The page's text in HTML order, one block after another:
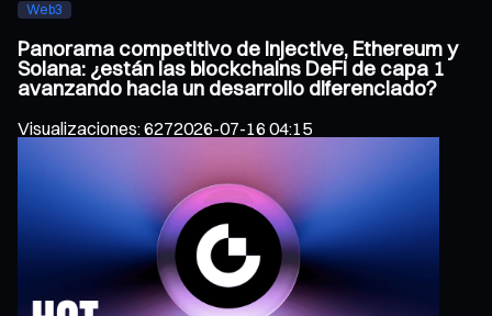
Web3
Panorama competitivo de Injective, Ethereum y
Solana: ¿están las blockchains DeFi de capa 1
avanzando hacia un desarrollo diferenciado?
Visualizaciones:6272026-07-16 04:15